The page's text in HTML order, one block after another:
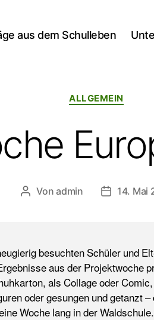
aus dem Schulleben
Kategorien
ALLGEMEIN
Beitragsautor
Vonadmin 14. Mai
besuchten Schüler und
aus der Projektwoche
als Collage oder
oder gesungen und getanzt –
Woche lang in der Waldschule.